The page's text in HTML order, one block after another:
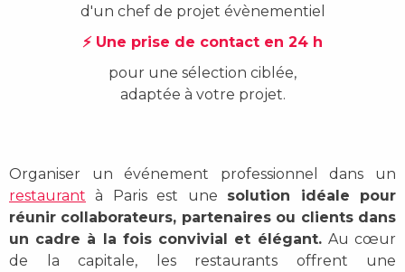
d'un chef de projet évènementiel
⚡ Une prise de contact en 24 h
pour une sélection ciblée,
adaptée à votre projet.
Organiser un événement professionnel dans un
restaurant à Paris est une solution idéale pour
réunir collaborateurs, partenaires ou clients dans
un cadre à la fois convivial et élégant. Au cœur
de la capitale, les restaurants offrent une